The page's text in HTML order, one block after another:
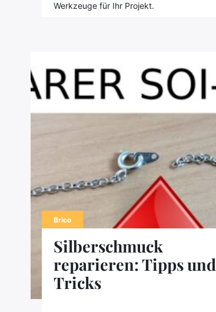
Werkzeuge für Ihr Projekt.
Brico
Silberschmuck
reparieren: Tipps und
Tricks